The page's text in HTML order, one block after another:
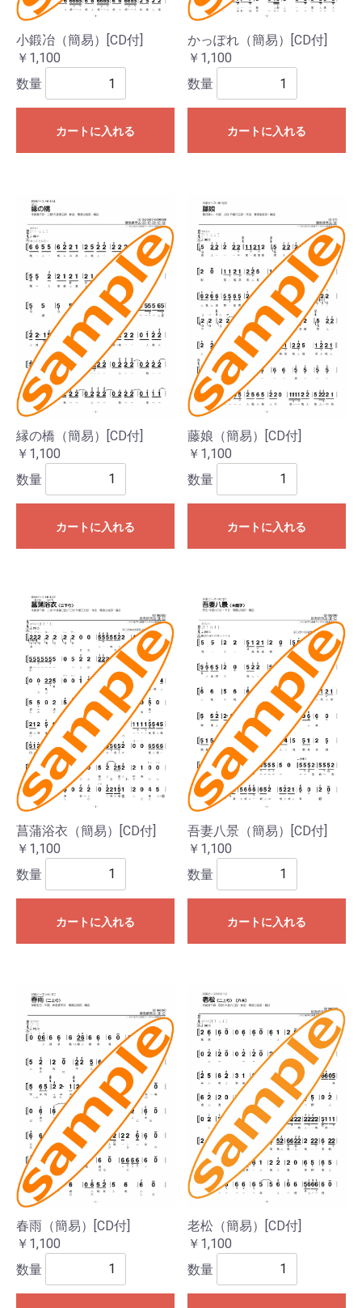
小鍛冶（簡易）[CD付]
￥1,100
数量
カートに入れる
かっぽれ（簡易）[CD付]
￥1,100
数量
カートに入れる
縁の橋（簡易）[CD付]
￥1,100
数量
カートに入れる
藤娘（簡易）[CD付]
￥1,100
数量
カートに入れる
菖蒲浴衣（簡易）[CD付]
￥1,100
数量
カートに入れる
吾妻八景（簡易）[CD付]
￥1,100
数量
カートに入れる
春雨（簡易）[CD付]
￥1,100
数量
老松（簡易）[CD付]
￥1,100
数量